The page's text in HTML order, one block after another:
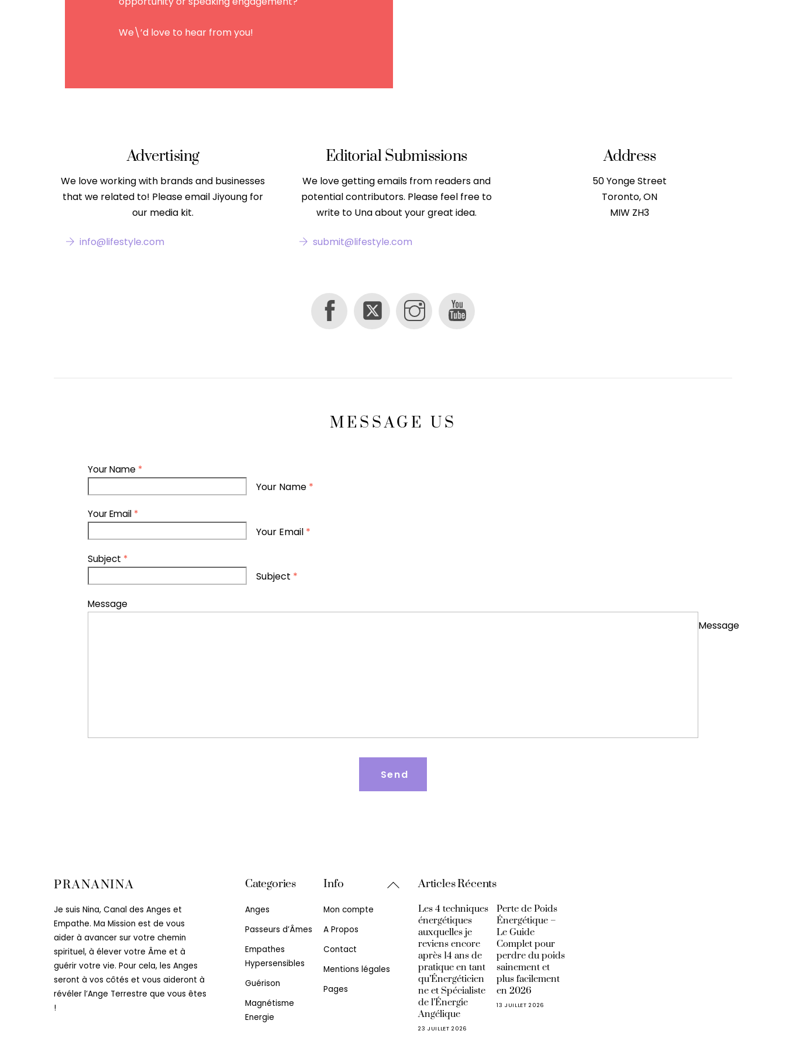
We\’d love to hear from you!
Advertising
We love working with brands and businesses
that we related to! Please email Jiyoung for
our media kit.
info@lifestyle.com
Editorial Submissions
We love getting emails from readers and
potential contributors. Please feel free to
write to Una about your great idea.
submit@lifestyle.com
Address
50 Yonge Street
Toronto, ON
MIW ZH3
MESSAGE US
Your Name *
Your Name *
Your Email *
Your Email *
Subject *
Subject *
Message
Message
Send
Back
PRANANINA
Je suis Nina, Canal des Anges et
Empathe. Ma Mission est de vous
aider à avancer sur votre chemin
spirituel, à élever votre Âme et à
guérir votre vie. Pour cela, les Anges
seront à vos côtés et vous aideront à
révéler l’Ange Terrestre que vous êtes
!
Categories
Anges
Passeurs d’Âmes
Empathes
Hypersensibles
Guérison
Magnétisme
Energie
Info
Mon compte
A Propos
Contact
Mentions légales
Pages
Articles Récents
Les 4 techniques
énergétiques
auxquelles je
reviens encore
après 14 ans de
pratique en tant
qu’Énergéticien
ne et Spécialiste
de l’Énergie
Angélique
23 JUILLET 2026
Perte de Poids
Énergétique –
Le Guide
Complet pour
perdre du poids
sainement et
plus facilement
en 2026
13 JUILLET 2026